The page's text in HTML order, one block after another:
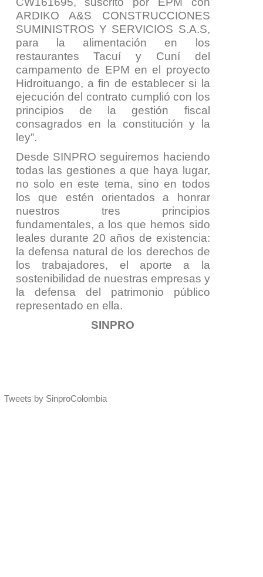
ARDIKO A&S CONSTRUCCIONES
SUMINISTROS Y SERVICIOS S.A.S,
para la alimentación en los
restaurantes Tacuí y Cuní del
campamento de EPM en el proyecto
Hidroituango, a fin de establecer si la
ejecución del contrato cumplió con los
principios de la gestión fiscal
consagrados en la constitución y la
ley”.
Desde SINPRO seguiremos haciendo
todas las gestiones a que haya lugar,
no solo en este tema, sino en todos
los que estén orientados a honrar
nuestros tres principios
fundamentales, a los que hemos sido
leales durante 20 años de existencia:
la defensa natural de los derechos de
los trabajadores, el aporte a la
sostenibilidad de nuestras empresas y
la defensa del patrimonio público
representado en ella.
SINPRO
Tweets by SinproColombia